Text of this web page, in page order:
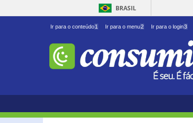
BRASIL
Ir para o conteúdo1 Ir para o menu2 Ir para o login3